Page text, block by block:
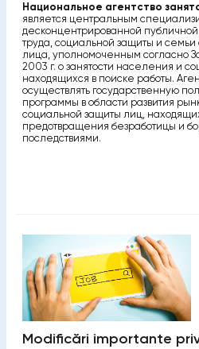
Национальное агентство
является центральным
десконцентрированной
труда, социальной защиты и семьи
лица, уполномоченным согласно
2003 г. о занятости населения и
находящихся в поиске работы.
осуществлять государственную
программы в области развития
социальной защиты лиц,
предотвращения безработицы и
последствиями.
Modificări importante